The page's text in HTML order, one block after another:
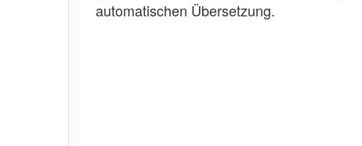
automatischen Übersetzung.